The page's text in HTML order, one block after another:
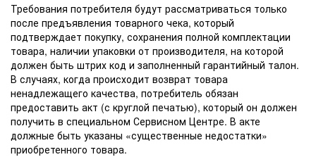
Требования потребителя будут рассматриваться только
после предъявления товарного чека, который
подтверждает покупку, сохранения полной комплектации
товара, наличии упаковки от производителя, на которой
должен быть штрих код и заполненный гарантийный талон.
В случаях, когда происходит возврат товара
ненадлежащего качества, потребитель обязан
предоставить акт (с круглой печатью), который он должен
получить в специальном Сервисном Центре. В акте
должные быть указаны «существенные недостатки»
приобретенного товара.